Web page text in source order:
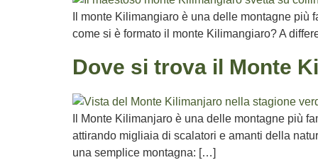
Il monte Kilimangiaro è una delle montagne
come si è formato il monte Kilimangiaro? A
Dove si trova il Monte
Il Monte Kilimanjaro è una delle montagne più
attirando migliaia di scalatori e amanti della
una semplice montagna: […]